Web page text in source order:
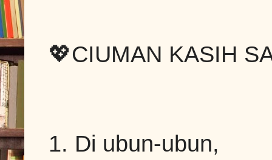
💖CIUMAN KASIH
1. Di ubun-ubun,